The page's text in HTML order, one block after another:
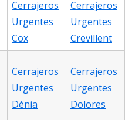
Cerrajeros
Urgentes
Cox
Cerrajeros
Urgentes
Crevillent
Cerrajeros
Urgentes
Dénia
Cerrajeros
Urgentes
Dolores